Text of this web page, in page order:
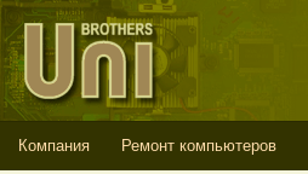
Компания Ремонт компьютеров